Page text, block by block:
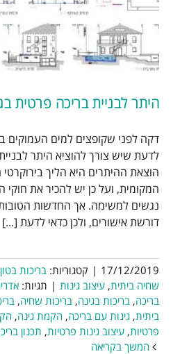
היתר לבניית בריכה פרטית
דקה לפני שקופצים למים העמוקים
לדעת שיש צורך להוציא היתר
הוצאת ההיתרים היא הליך
המקומית, ועל כן יש להכיר את חוקי
נגשים למשימה. אך החדשות
דורשת אישורים, ולכן כדאי לדעת [...]
17/12/2019
| קטגוריות: בריכות בטון
שחיה ביתית, עיצוב גינות | תגיות:
בריכה, בריכות בגינה, בריכות שחיה,
ביתית, גינות עם בריכה, הקמת גינה,
פרטיות, עיצוב גינות פרטיות, תכנון
המשך בקריאה